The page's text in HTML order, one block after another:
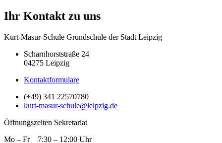
Ihr Kontakt zu uns
Kurt-Masur-Schule Grundschule der Stadt Leipzig
Scharnhorststraße 24
04275 Leipzig
Kontaktformulare
(+49) 341 22570780
kurt-masur-schule@leipzig.de
Öffnungszeiten Sekretariat
Mo – Fr 7:30 – 12:00 Uhr